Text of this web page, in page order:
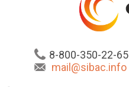
8-800-350-22-65
mail@sibac.info